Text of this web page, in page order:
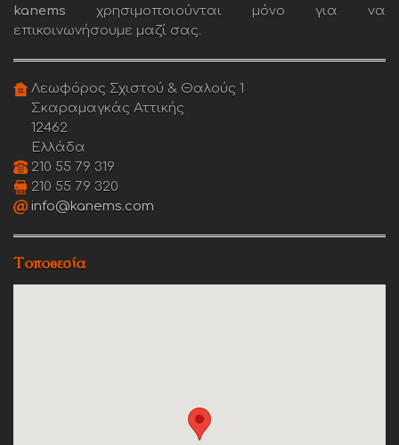
kanems χρησιμοποιούνται μόνο για να
επικοινωνήσουμε μαζί σας.
Λεωφόρος Σχιστού & Θαλούς 1
Σκαραμαγκάς Αττικής
12462
Ελλάδα
210 55 79 319
210 55 79 320
info@kanems.com
Τοποθεσία